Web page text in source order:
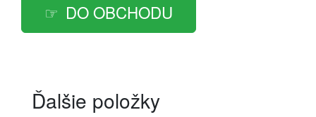
DO OBCHODU
Ďalšie položky